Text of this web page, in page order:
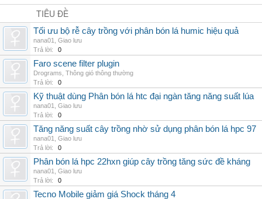
TIÊU ĐỀ
Tối ưu bộ rễ cây trồng với phân bón lá humic hiệu quả
nana01
Giao lưu
Trả lời:
0
Faro scene filter plugin
Drograms Thông gió thông thường
Trả lời:
0
Kỹ thuật dùng Phân bón lá htc đại ngàn tăng năng suất lúa
nana01
Giao lưu
Trả lời:
0
Tăng năng suất cây trồng nhờ sử dụng phân bón lá hpc 97
nana01
Giao lưu
Trả lời:
0
Phân bón lá hpc 22hxn giúp cây trồng tăng sức đề kháng
nana01
Giao lưu
Trả lời:
0
Tecno Mobile giảm giá Shock tháng 4